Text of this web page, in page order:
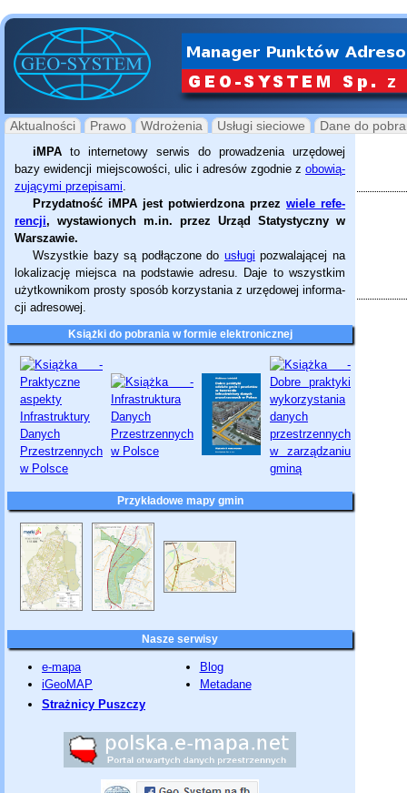
Aktualności Prawo Wdrożenia Usługi sieciowe Dane do
iMPA to internetowy serwis do pro­wa­dzenia urzędowej
bazy ewidencji miejscowości, ulic i adresów zgodnie z obowią­
zu­ją­cymi przepisami.
Przydatność iMPA jest potwier­dzona przez wiele refe­
ren­cji, wysta­wio­nych m.in. przez Urząd Statys­ty­czny w
Warszawie.
Wszystkie bazy są podłączone do usługi pozwalającej na
lokalizację miejsca na podstawie adresu. Daje to wszystkim
użytkownikom prosty sposób korzystania z urzędowej infor­ma­
cji adresowej.
Książki do pobrania w formie elektronicznej
Przykładowe mapy gmin
Nasze serwisy
e-mapa
iGeoMAP
Blog
Metadane
Strażnicy Puszczy